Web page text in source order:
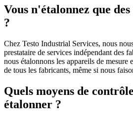
Vous n'étalonnez que
?
Chez Testo Industrial Services, nous
prestataire de services indépendant des
nous étalonnons les appareils de mesure
de tous les fabricants, même si nous
Quels moyens de
étalonner ?